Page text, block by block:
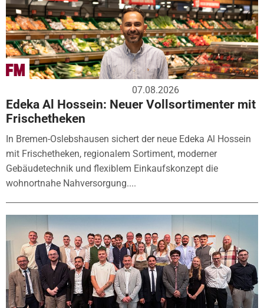
07.08.2026
Edeka Al Hossein: Neuer Vollsortimenter mit
Frischetheken
In Bremen-Oslebshausen sichert der neue Edeka Al Hossein
mit Frischetheken, regionalem Sortiment, moderner
Gebäudetechnik und flexiblem Einkaufskonzept die
wohnortnahe Nahversorgung....